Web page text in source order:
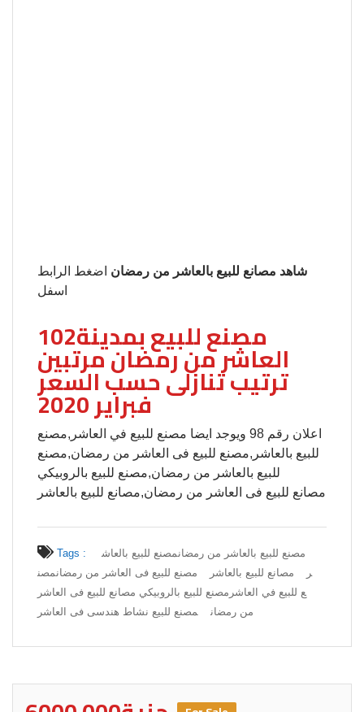
شاهد مصانع للبيع بالعاشر من رمضان اضغط الرابط
اسفل
102مصنع للبيع بمدينة
العاشر من رمضان مرتبين
ترتيب تنازلى حسب السعر
فبراير 2020
اعلان رقم 98 ويوجد ايضا مصنع للبيع في العاشر,مصنع
للبيع بالعاشر,مصنع للبيع فى العاشر من رمضان,مصنع
للبيع بالعاشر من رمضان,مصنع للبيع بالروبيكي
مصانع للبيع فى العاشر من رمضان,مصانع للبيع بالعاشر
Tags : مصنع للبيع بالعاشر من رمضانمصنع للبيع بالعاش
ر
مصانع للبيع بالعاشر مصنع للبيع فى العاشر من رمضانمصن
ع للبيع في العاشر مصنع للبيع بالروبيكي مصانع للبيع فى العاشر
من رمضان
مصنع للبيع نشاط هندسى فى العاشر